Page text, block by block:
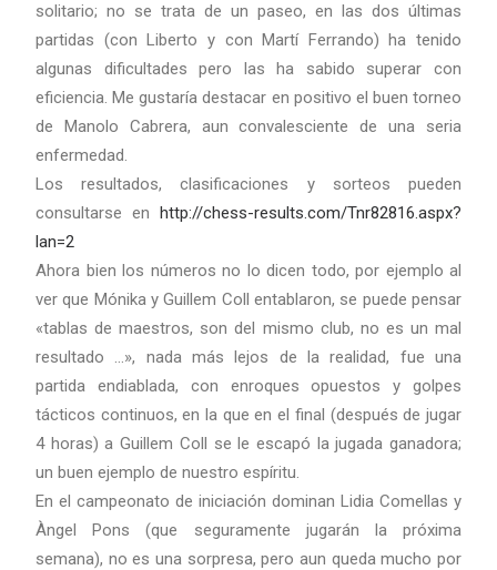
solitario; no se trata de un paseo, en las dos últimas
partidas (con Liberto y con Martí Ferrando) ha tenido
algunas dificultades pero las ha sabido superar con
eficiencia. Me gustaría destacar en positivo el buen torneo
de Manolo Cabrera, aun convalesciente de una seria
enfermedad.
Los resultados, clasificaciones y sorteos pueden
consultarse en http://chess-results.com/Tnr82816.aspx?
lan=2
Ahora bien los números no lo dicen todo, por ejemplo al
ver que Mónika y Guillem Coll entablaron, se puede pensar
«tablas de maestros, son del mismo club, no es un mal
resultado …», nada más lejos de la realidad, fue una
partida endiablada, con enroques opuestos y golpes
tácticos continuos, en la que en el final (después de jugar
4 horas) a Guillem Coll se le escapó la jugada ganadora;
un buen ejemplo de nuestro espíritu.
En el campeonato de iniciación dominan Lidia Comellas y
Àngel Pons (que seguramente jugarán la próxima
semana), no es una sorpresa, pero aun queda mucho por